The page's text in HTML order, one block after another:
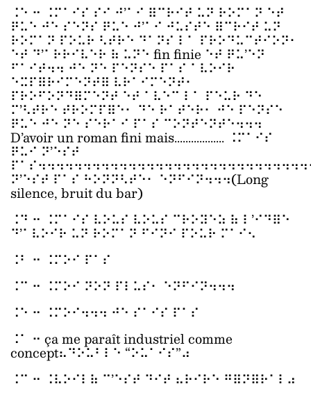
⠨⠑ ⠒ ⠨⠍⠁⠊⠎ ⠎⠊ ⠚’⠁⠊ ⠿⠉⠗⠊⠞ ⠥⠝ ⠗⠕⠍⠁⠝ ⠑⠞
⠟⠥⠑ ⠚⠑ ⠎⠑⠝⠎ ⠟⠥⠑ ⠚’⠁⠊ ⠚⠥⠎⠞⠑ ⠿⠉⠗⠊⠞ ⠥⠝
⠗⠕⠍⠁⠝ ⠏⠕⠥⠗ ⠣⠞⠗⠑ ⠙⠁⠝⠎ ⠇⠁ ⠏⠗⠕⠙⠥⠉⠞⠊⠕⠝⠂
⠑⠞ ⠙’⠁⠗⠗⠊⠧⠑⠗ ⠷ ⠥⠝⠑ fin finie ⠑⠞ ⠟⠥’⠑⠝
⠋⠁⠊⠞⠲⠲ ⠚⠑ ⠝⠑ ⠏⠑⠝⠎⠑ ⠏⠁⠎ ⠁⠧⠕⠊⠗
⠑⠭⠏⠿⠗⠊⠍⠑⠝⠞⠿ ⠧⠗⠁⠊⠍⠑⠝⠞⠂
⠏⠗⠕⠋⠕⠝⠙⠿⠍⠑⠝⠞ ⠑⠞ ⠁⠧⠑⠉ ⠇⠁ ⠏⠑⠥⠗ ⠙⠑
⠍’⠣⠞⠗⠑ ⠞⠗⠕⠍⠏⠿⠑⠂ ⠙⠑ ⠗⠁⠞⠑⠗⠂ ⠚⠑ ⠏⠑⠝⠎⠑
⠟⠥⠑ ⠚⠑ ⠝⠑ ⠎⠑⠗⠁⠊ ⠏⠁⠎ ⠉⠕⠝⠞⠑⠝⠞⠑⠲⠲⠲
D’avoir un roman fini mais.................. ⠨⠍⠁⠊⠎
⠟⠥⠊ ⠝’⠑⠎⠞
⠝’⠑⠎⠞ ⠏⠁⠎ ⠓⠕⠝⠝⠣⠞⠑⠂ ⠑⠝⠋⠊⠝⠲⠲⠲(Long
silence, bruit du bar)
⠨⠙ ⠒ ⠨⠍⠁⠊⠎ ⠧⠕⠥⠎ ⠧⠕⠥⠎ ⠉⠗⠕⠽⠑⠵ ⠷ ⠇’⠊⠙⠿⠑
⠙’⠁⠧⠕⠊⠗ ⠥⠝ ⠗⠕⠍⠁⠝ ⠋⠊⠝⠊ ⠏⠕⠥⠗ ⠍⠁⠊⠢
⠨⠃ ⠒ ⠨⠍⠕⠊ ⠏⠁⠎
⠨⠉ ⠒ ⠨⠍⠕⠊ ⠝⠕⠝ ⠏⠇⠥⠎⠂ ⠑⠝⠋⠊⠝⠲⠲⠲
⠨⠑ ⠒ ⠨⠍⠕⠊⠲⠲⠲ ⠚⠑ ⠎⠁⠊⠎ ⠏⠁⠎
⠨⠁ ⠒ ça me paraît industriel comme
concept⠦⠙⠕⠥⠃⠇⠑ “⠕⠥⠁⠊⠎”⠴
⠨⠉ ⠒ ⠨⠧⠕⠊⠇⠷ ⠉’⠑⠎⠞ ⠙⠊⠞ ⠦⠗⠊⠗⠑ ⠛⠿⠝⠿⠗⠁⠇⠴